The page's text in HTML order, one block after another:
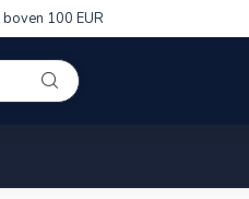
boven 100 EUR